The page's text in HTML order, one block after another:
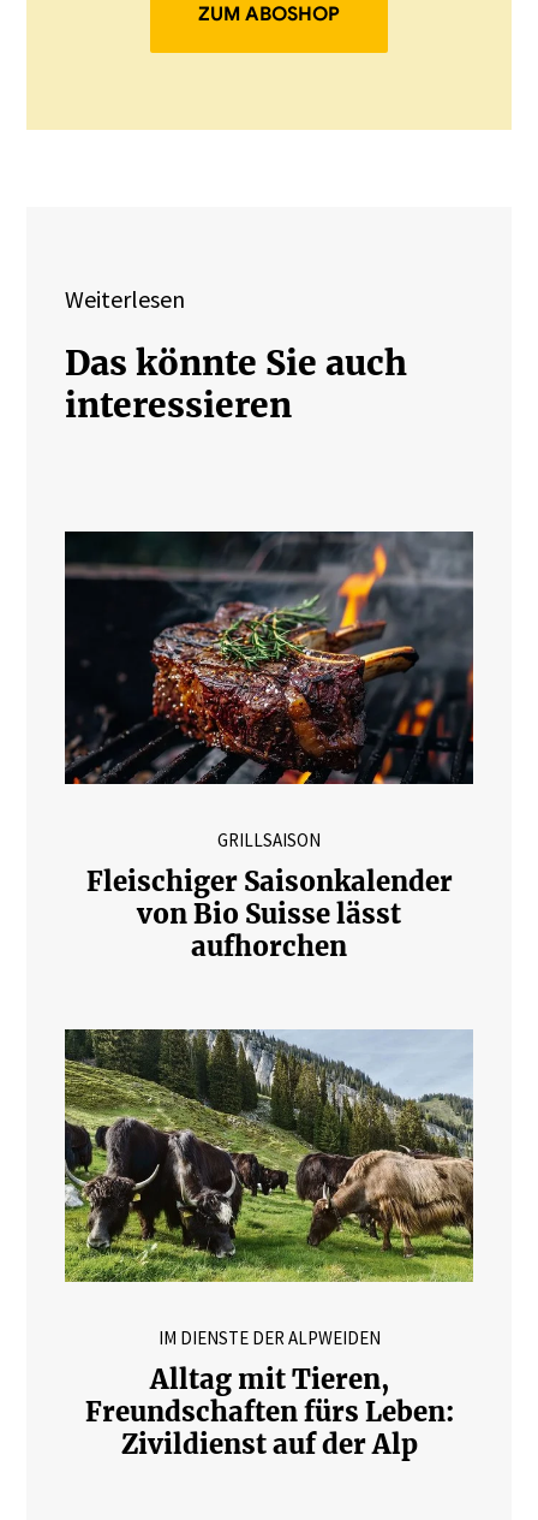
ZUM ABOSHOP
Weiterlesen
Das könnte Sie auch
interessieren
GRILLSAISON
Fleischiger Saisonkalender
von Bio Suisse lässt
aufhorchen
IM DIENSTE DER ALPWEIDEN
Alltag mit Tieren,
Freundschaften fürs Leben:
Zivildienst auf der Alp